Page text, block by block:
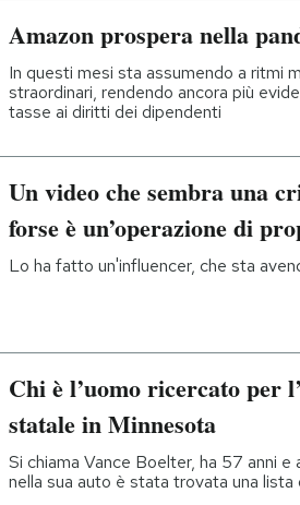
Amazon prospera nella
In questi mesi sta assumendo a ritmi
straordinari, rendendo ancora più
tasse ai diritti dei dipendenti
Un video che sembra una
forse è un’operazione di
Lo ha fatto un'influencer, che sta
Chi è l’uomo ricercato per
statale in Minnesota
Si chiama Vance Boelter, ha 57 anni
nella sua auto è stata trovata una